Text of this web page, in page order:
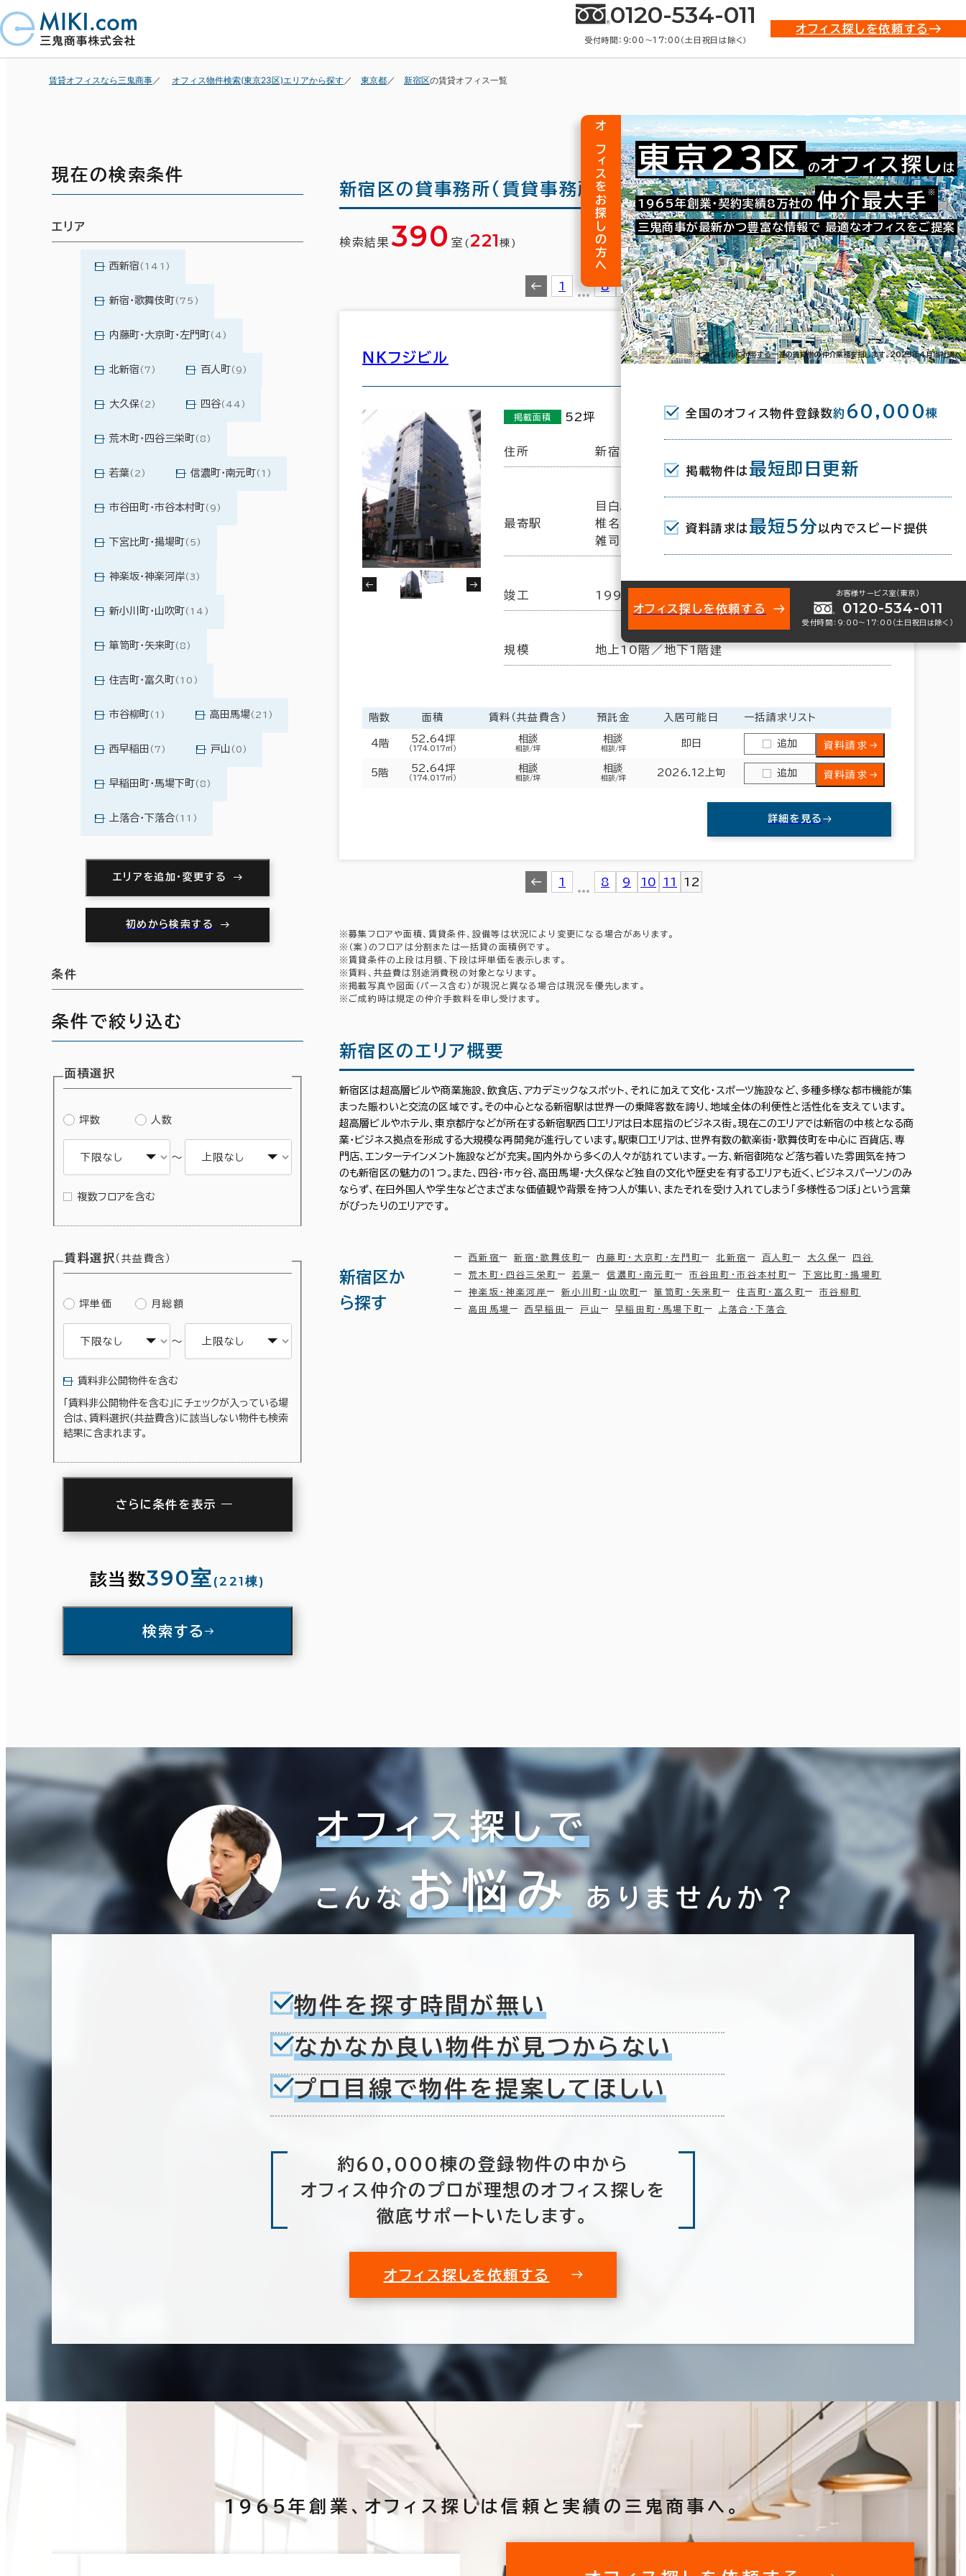
0120-534-011
受付時間：9:00〜17:00（土日祝日は除く）
オフィス探しを依頼する
賃貸オフィスなら三鬼商事 オフィス物件検索(東京23区)エリアから探す 東京都 新宿区の賃貸オフィス一覧
新宿区の貸事務所(賃貸事務所)・賃貸オフィス物件一覧
検索結果 390 室 ( 221棟) 条件で絞り込む
1 … 8 9 10 11 12
ＮＫフジビル
お問い合わせ番号：021-09596
掲載面積 52坪
住所 新宿区下落合3-21-1
最寄駅
目白駅(JR) 7分
椎名町駅(西武池袋線) 南口 12分
雑司が谷駅(東京メトロ副都心線) 2番口 15分
竣工 1992年 4月
規模 地上10階／地下1階建
階数 面積 賃料（共益費含） 預託金 入居可能日 一括請求リスト
4階 52.64坪
（174.017㎡）
相談
相談/坪
相談
相談/坪 即日 追加 資料請求
5階 52.64坪
（174.017㎡）
相談
相談/坪
相談
相談/坪 2026.12上旬 追加 資料請求
詳細を見る
1 … 8 9 10 11 12
※募集フロアや面積、賃貸条件、設備等は状況により変更になる場合があります。
※（案）のフロアは分割または一括貸の面積例です。
※賃貸条件の上段は月額、下段は坪単価を表示します。
※賃料、共益費は別途消費税の対象となります。
※掲載写真や図面（パース含む）が現況と異なる場合は現況を優先します。
※ご成約時は規定の仲介手数料を申し受けます。
新宿区のエリア概要
新宿区は超高層ビルや商業施設、飲食店、アカデミックなスポット、それに加えて文化・スポーツ施設など、多種多様な都市機能が集
まった賑わいと交流の区域です。その中心となる新宿駅は世界一の乗降客数を誇り、地域全体の利便性と活性化を支えています。
超高層ビルやホテル、東京都庁などが所在する新宿駅西口エリアは日本屈指のビジネス街。現在このエリアでは新宿の中核となる商
業・ビジネス拠点を形成する大規模な再開発が進行しています。駅東口エリアは、世界有数の歓楽街・歌舞伎町を中心に百貨店、専
門店、エンターテインメント施設などが充実。国内外から多くの人々が訪れています。一方、新宿御苑など落ち着いた雰囲気を持つ
のも新宿区の魅力の１つ。また、四谷・市ヶ谷、高田馬場・大久保など独自の文化や歴史を有するエリアも近く、ビジネスパーソンのみ
ならず、在日外国人や学生などさまざまな価値観や背景を持つ人が集い、またそれを受け入れてしまう「多様性るつぼ」という言葉
がぴったりのエリアです。
新宿区か
ら探す
西新宿 新宿・歌舞伎町 内藤町・大京町・左門町 北新宿 百人町 大久保 四谷
荒木町・四谷三栄町 若葉 信濃町・南元町 市谷田町・市谷本村町 下宮比町・揚場町
神楽坂・神楽河岸 新小川町・山吹町 箪笥町・矢来町 住吉町・富久町 市谷柳町
高田馬場 西早稲田 戸山 早稲田町・馬場下町 上落合・下落合
現在の検索条件
エリア
西新宿 (141)
新宿・歌舞伎町(75)
内藤町・大京町・左門町(4)
北新宿 (7) 百人町(9)
大久保(2) 四谷(44)
荒木町・四谷三栄町(8)
若葉(2) 信濃町・南元町(1)
市谷田町・市谷本村町(9)
下宮比町・揚場町(5)
神楽坂・神楽河岸(3)
新小川町・山吹町(14)
箪笥町・矢来町(8)
住吉町・富久町(10)
市谷柳町(1) 高田馬場(21)
西早稲田 (7) 戸山 (0)
早稲田町・馬場下町(8)
上落合・下落合(11)
エリアを追加・変更する
初めから検索する
条件
条件で絞り込む
面積選択
坪数 人数
～
複数フロアを含む
賃料選択 （共益費含）
坪単価 月総額
～
賃料非公開物件を含む
「賃料非公開物件を含む」にチェックが入っている場
合は、賃料選択(共益費含)に該当しない物件も検索
結果に含まれます。
入居可能時期
建築中 1年以内
5年以内
10年以内
30年以内
階数
2階以上
さらに条件を表示
該当数390室(221棟)
検索する
オフィス探しで
こんな お悩み ありませんか？
物件を探す時間が無い
なかなか良い物件が 見つからない
プロ目線で物件を提案してほしい
約60,000棟の登録物件の中から
オフィス仲介のプロが理想のオフィス探しを
徹底サポートいたします。
オフィス探しを依頼する
エリアを追加・変更する
渋谷区
板橋区 (20)
この条件で検索する
条件で絞り込む
面積選択
坪数
坪単価 月総額
賃料非公開物件を含む
駅徒歩
3分以内 5分以内 10分以内
入居可能時期
即入居可能 3か月以内
2階以上
その他
制震・免震構造 駐車場設備あり 1フロア面積100坪以上
該当数 390室(221棟)
この条件で検索する
オフィスをお探しの方へ 東京23区 のオフィス探し は
1965年創業・契約実績8万社の 仲介最大手 ※
三鬼商事が最新かつ豊富な情報で 最適なオフィスをご提案
※オフィスビルに付帯する一連の賃貸借の仲介業務を指します。2023年4月当社調べ
全国のオフィス物件登録数約 60,000棟
掲載物件は 最短即日更新
資料請求は 最短5分 以内でスピード提供
オフィス探しを依頼する
お客様サービス室（東京）
0120-534-011
受付時間：9:00〜17:00（土日祝日は除く）
1965年創業、 オフィス探しは信頼と実績の三鬼商事へ。